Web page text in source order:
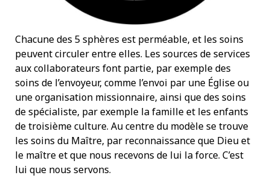
Chacune des 5 sphères est perméable, et les soins
peuvent circuler entre elles. Les sources de services
aux collaborateurs font partie, par exemple des
soins de l’envoyeur, comme l’envoi par une Église ou
une organisation missionnaire, ainsi que des soins
de spécialiste, par exemple la famille et les enfants
de troisième culture. Au centre du modèle se trouve
les soins du Maître, par reconnaissance que Dieu et
le maître et que nous recevons de lui la force. C’est
lui que nous servons.